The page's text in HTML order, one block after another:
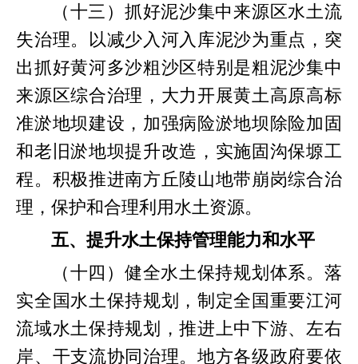
（十三）抓好泥沙集中来源区水土流
失治理。以减少入河入库泥沙为重点，突
出抓好黄河多沙粗沙区特别是粗泥沙集中
来源区综合治理，大力开展黄土高原高标
准淤地坝建设，加强病险淤地坝除险加固
和老旧淤地坝提升改造，实施固沟保塬工
程。积极推进南方丘陵山地带崩岗综合治
理，保护和合理利用水土资源。
五、提升水土保持管理能力和水平
（十四）健全水土保持规划体系。落
实全国水土保持规划，制定全国重要江河
流域水土保持规划，推进上中下游、左右
岸、干支流协同治理。地方各级政府要依